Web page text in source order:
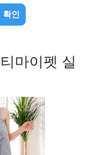
확인
마이펫 실